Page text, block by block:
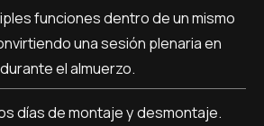
funciones dentro de un mismo
una sesión plenaria en
el almuerzo.
días de montaje y desmontaje.